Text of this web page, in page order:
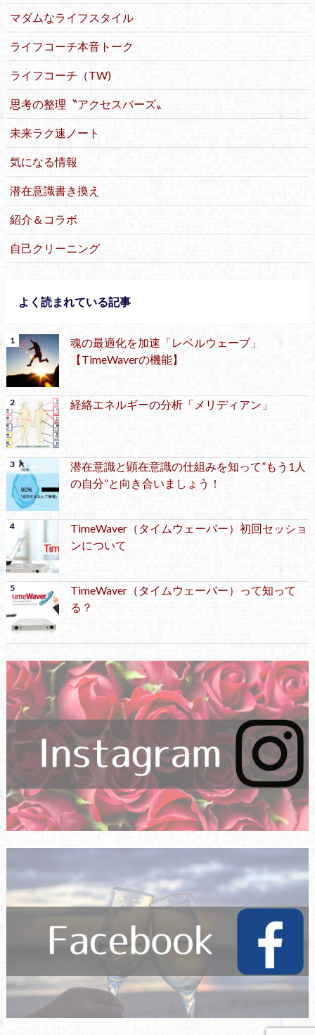
マダムなライフスタイル
ライフコーチ本音トーク
ライフコーチ（TW)
思考の整理〝アクセスバーズ〟
未来ラク速ノート
気になる情報
潜在意識書き換え
紹介＆コラボ
自己クリーニング
よく読まれている記事
魂の最適化を加速「レベルウェーブ」
【TimeWaverの機能】
経絡エネルギーの分析「メリディアン」
潜在意識と顕在意識の仕組みを知って”もう1人
の自分”と向き合いましょう！
TimeWaver（タイムウェーバー）初回セッショ
ンについて
TimeWaver（タイムウェーバー）って知って
る？